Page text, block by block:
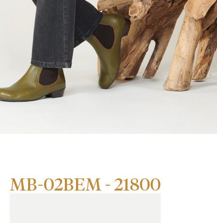
MB-02BEM - 21800